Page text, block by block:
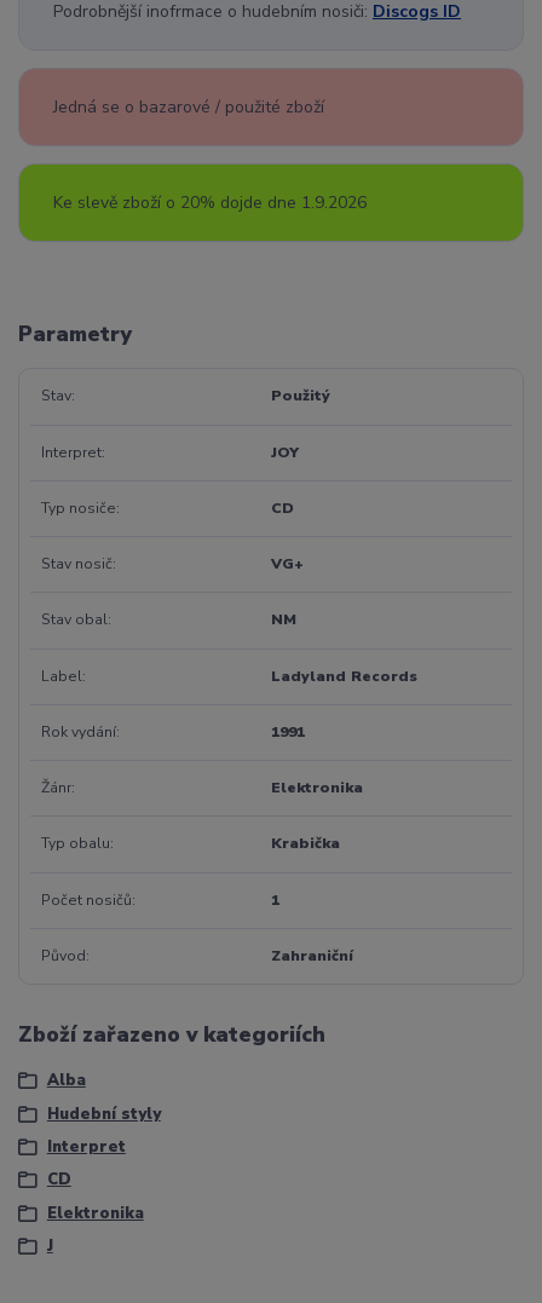
Podrobnější inofrmace o hudebním nosiči: Discogs ID
Jedná se o bazarové / použité zboží
Ke slevě zboží o 20% dojde dne 1.9.2026
Parametry
Stav Použitý
Interpret JOY
Typ nosiče CD
Stav nosič VG+
Stav obal NM
Label Ladyland Records
Rok vydání 1991
Žánr Elektronika
Typ obalu Krabička
Počet nosičů 1
Původ Zahraniční
Zboží zařazeno v kategoriích
Alba
Hudební styly
Interpret
CD
Elektronika
J